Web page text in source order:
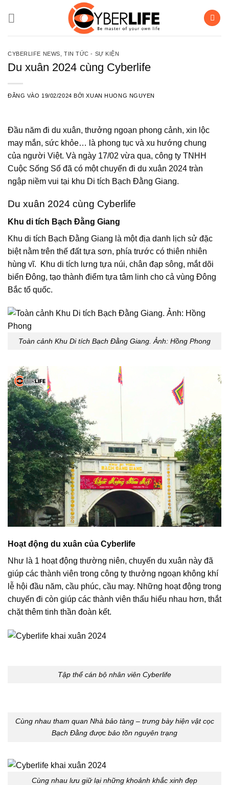
CYBERLIFE NEWS TIN TỨC - SỰ KIỆN
Du xuân 2024 cùng Cyberlife
ĐĂNG VÀO 19/02/2024 BỞIXUAN HUONG NGUYEN
Đầu năm đi du xuân, thưởng ngoạn phong cảnh, xin lộc
may mắn, sức khỏe… là phong tục và xu hướng chung
của người Việt. Và ngày 17/02 vừa qua, công ty TNHH
Cuộc Sống Số đã có một chuyến đi du xuân 2024 tràn
ngập niềm vui tại khu Di tích Bạch Đằng Giang.
Du xuân 2024 cùng Cyberlife
Khu di tích Bạch Đằng Giang
Khu di tích Bạch Đằng Giang là một địa danh lịch sử đặc
biệt nằm trên thế đất tựa sơn, phía trước có thiên nhiên
hùng vĩ. Khu di tích lưng tựa núi, chân đạp sông, mắt dõi
biển Đông, tạo thành điểm tựa tâm linh cho cả vùng Đông
Bắc tổ quốc.
Toàn cảnh Khu Di tích Bạch Đằng Giang. Ảnh: Hồng Phong
Hoạt động du xuân của Cyberlife
Như là 1 hoạt động thường niên, chuyến du xuân này đã
giúp các thành viên trong công ty thưởng ngoạn không khí
lễ hội đầu năm, cầu phúc, cầu may. Những hoạt động trong
chuyến đi còn giúp các thành viên thấu hiểu nhau hơn, thắt
chặt thêm tinh thần đoàn kết.
Tập thể cán bộ nhân viên Cyberlife
Cùng nhau tham quan Nhà bảo tàng – trưng bày hiện vật cọc
Bạch Đằng được bảo tồn nguyên trạng
Cùng nhau lưu giữ lại những khoảnh khắc xinh đẹp